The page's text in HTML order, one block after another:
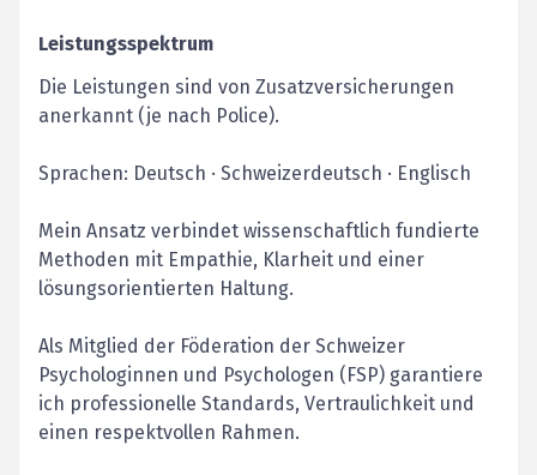
Leistungsspektrum
Die Leistungen sind von Zusatzversicherungen
anerkannt (je nach Police).
Sprachen: Deutsch · Schweizerdeutsch · Englisch
Mein Ansatz verbindet wissenschaftlich fundierte
Methoden mit Empathie, Klarheit und einer
lösungsorientierten Haltung.
Als Mitglied der Föderation der Schweizer
Psychologinnen und Psychologen (FSP) garantiere
ich professionelle Standards, Vertraulichkeit und
einen respektvollen Rahmen.